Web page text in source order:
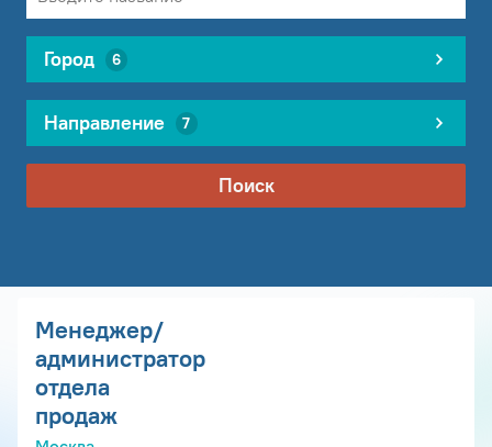
Город 6
Направление 7
Поиск
Менеджер/
администратор
отдела
продаж